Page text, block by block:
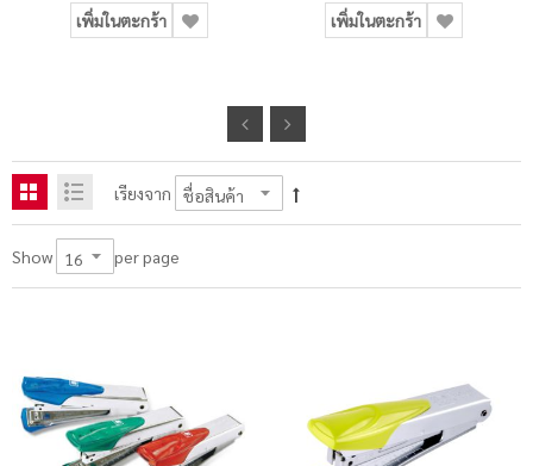
เพิ่มในตะกร้า เพิ่มในตะกร้า
เรียงจาก
Show per page